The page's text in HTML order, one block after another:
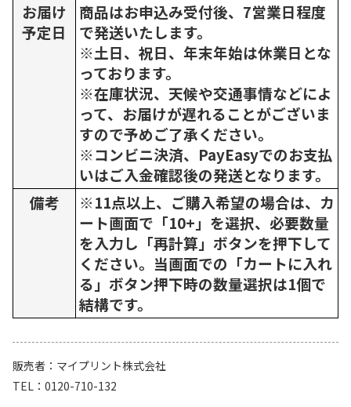
お届け
予定日
商品はお申込み受付後、7営業日程度
で発送いたします。
※土日、祝日、年末年始は休業日とな
っております。
※在庫状況、天候や交通事情などによ
って、お届けが遅れることがございま
すので予めご了承ください。
※コンビニ決済、PayEasyでのお支払
いはご入金確認後の発送となります。
備考
※11点以上、ご購入希望の場合は、カ
ート画面で「10+」を選択、必要数量
を入力し「再計算」ボタンを押下して
ください。当画面での「カートに入れ
る」ボタン押下時の数量選択は1個で
結構です。
販売者
マイプリント株式会社
TEL
0120-710-132